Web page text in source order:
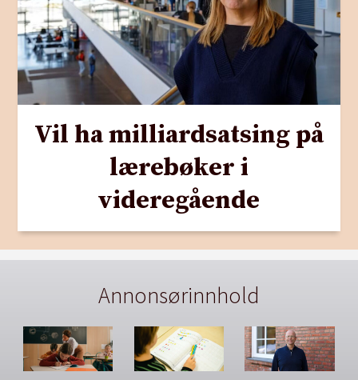
Vil ha milliardsatsing på
lærebøker i
videregående
Annonsørinnhold